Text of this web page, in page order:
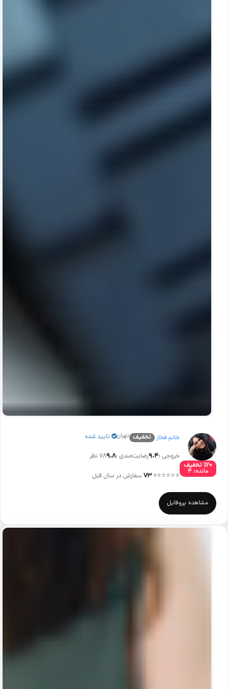
٪۲۰ تخفیف
مانده: ۴
خانم فخار تخفیف تهران تایید شده
خروجی :۹.۴رضایت‌مندی :۹.۸78 نظر
⭐⭐⭐⭐⭐
+۷۳سفارش در سال قبل
مشاهده پروفایل